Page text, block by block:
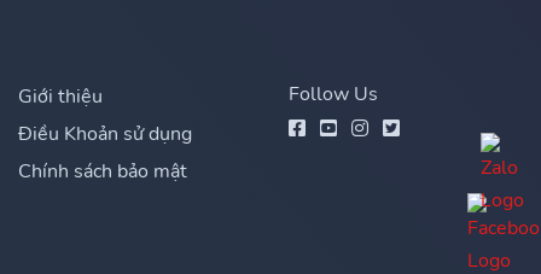
Giới thiệu
Điều Khoản sử dụng
Chính sách bảo mật
Follow Us